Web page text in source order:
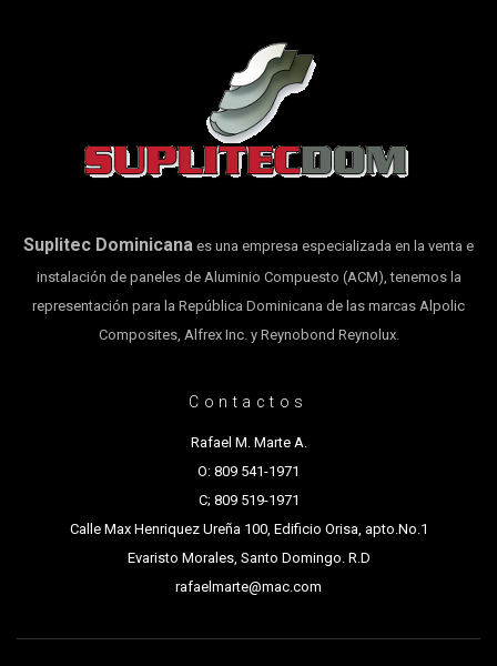
Suplitec Dominicana es una empresa especializada en la venta e
instalación de paneles de Aluminio Compuesto (ACM), tenemos la
representación para la República Dominicana de las marcas Alpolic
Composites, Alfrex Inc. y Reynobond Reynolux.
Contactos
Rafael M. Marte A.
O: 809 541-1971
C; 809 519-1971
Calle Max Henriquez Ureña 100, Edificio Orisa, apto.No.1
Evaristo Morales, Santo Domingo. R.D
rafaelmarte@mac.com